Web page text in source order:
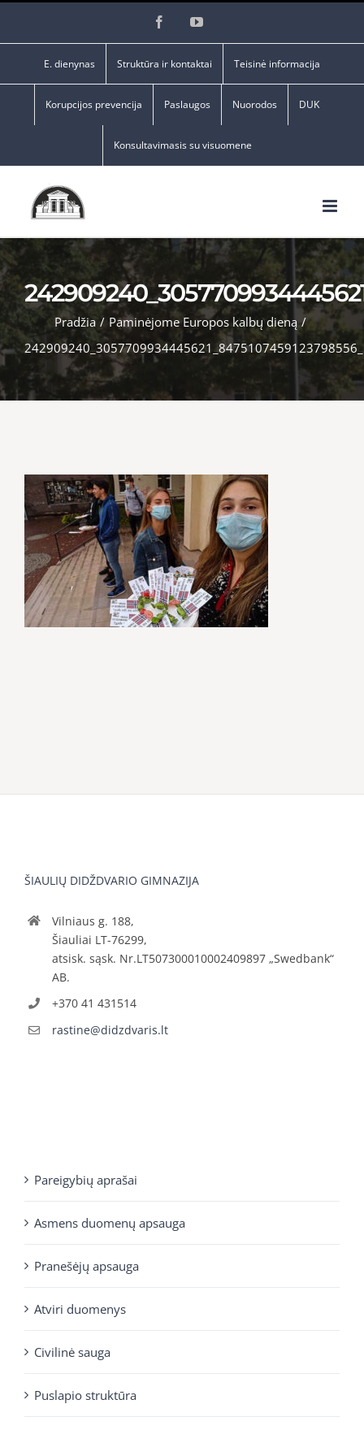
FacebookYouTube
E. dienynas Struktūra ir kontaktai Teisinė informacija
Korupcijos prevencija Paslaugos Nuorodos DUK
Konsultavimasis su visuomene
Pradžia / Paminėjome Europos kalbų dieną /
ŠIAULIŲ DIDŽDVARIO GIMNAZIJA
Vilniaus g. 188,
Šiauliai LT-76299,
atsisk. sąsk. Nr.LT507300010002409897 „Swedbank“
AB.
+370 41 431514
rastine@didzdvaris.lt
Pareigybių aprašai
Asmens duomenų apsauga
Pranešėjų apsauga
Atviri duomenys
Civilinė sauga
Puslapio struktūra